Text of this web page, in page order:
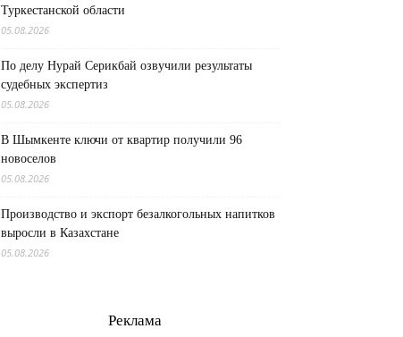
Туркестанской области
05.08.2026
По делу Нурай Серикбай озвучили результаты
судебных экспертиз
05.08.2026
В Шымкенте ключи от квартир получили 96
новоселов
05.08.2026
Производство и экспорт безалкогольных напитков
выросли в Казахстане
05.08.2026
Реклама